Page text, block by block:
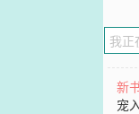
新
宠